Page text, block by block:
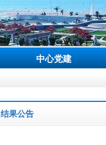
中心党建
结果公告